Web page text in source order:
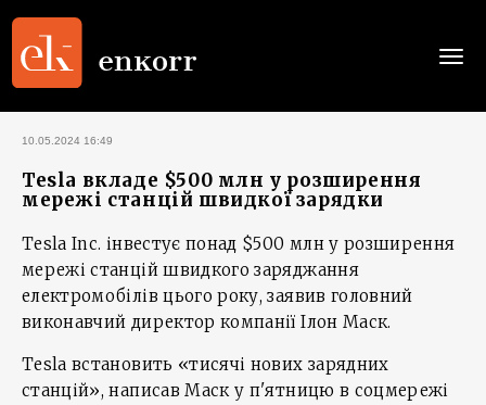
10.05.2024 16:49
Tesla вкладе $500 млн у розширення
мережі станцій швидкої зарядки
Tesla Inc. інвестує понад $500 млн у розширення
мережі станцій швидкого заряджання
електромобілів цього року, заявив головний
виконавчий директор компанії Ілон Маск.
Tesla встановить «тисячі нових зарядних
станцій», написав Маск у п'ятницю в соцмережі